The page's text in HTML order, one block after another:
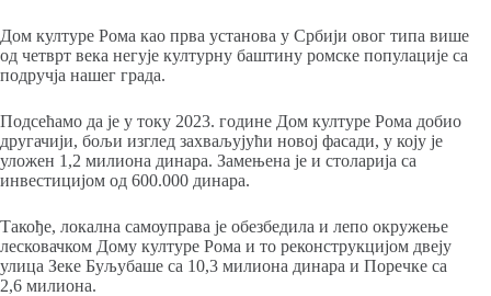
Дом културе Рома као прва установа у Србији овог типа више
од четврт века негује културну баштину ромске популације са
подручја нашег града.
Подсећамо да је у току 2023. године Дом културе Рома добио
другачији, бољи изглед захваљујући новој фасади, у коју је
уложен 1,2 милиона динара. Замењена је и столарија са
инвестицијом од 600.000 динара.
Такође, локална самоуправа је обезбедила и лепо окружење
лесковачком Дому културе Рома и то реконструкцијом двеју
улица Зеке Буљубаше са 10,3 милиона динара и Поречке са
2,6 милиона.